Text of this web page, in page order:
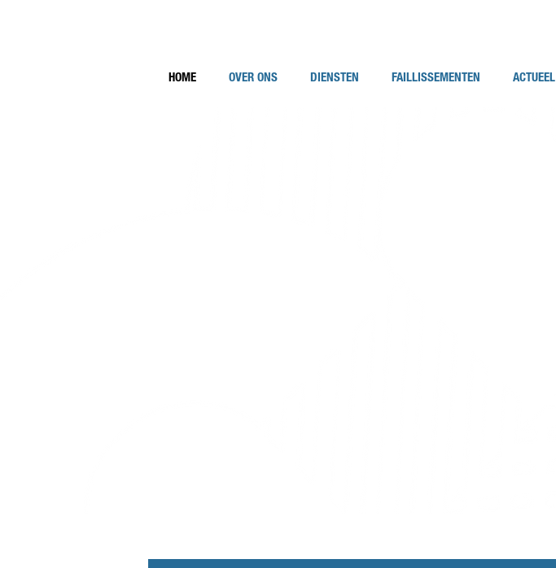
HOME OVER ONS DIENSTEN FAILLISSEMENTEN ACTUEEL